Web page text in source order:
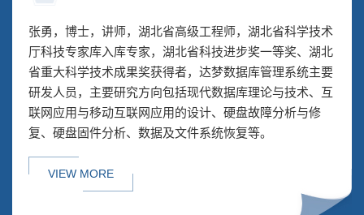
VIEW MORE
张勇，博士，讲师，湖北省高级工程师，湖北省科学技术
厅科技专家库入库专家，湖北省科技进步奖一等奖、湖北
省重大科学技术成果奖获得者，达梦数据库管理系统主要
研发人员，主要研究方向包括现代数据库理论与技术、互
联网应用与移动互联网应用的设计、硬盘故障分析与修
复、硬盘固件分析、数据及文件系统恢复等。